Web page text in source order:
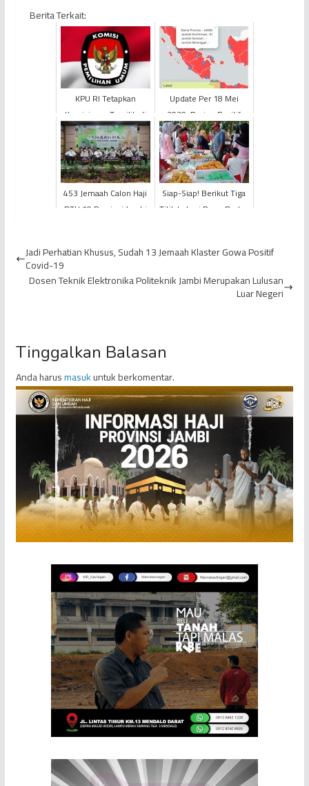
Berita Terkait:
KPU RI Tetapkan
Komisioner Terpilih di
Provinsi Jambi untuk
PEMILU 2023-2028
Update Per 18 Mei
2020: Pasien Positif
Jambi Bertambah 1,
Total Jadi 81 Orang
453 Jemaah Calon Haji
BTH 10 Provinsi Jambi
Siap-Siap! Berikut Tiga
Titik Lokasi Pasar Bedug
Jadi Perhatian Khusus, Sudah 13 Jemaah Klaster Gowa Positif
Covid-19
Dosen Teknik Elektronika Politeknik Jambi Merupakan Lulusan
Luar Negeri
Tinggalkan Balasan
Anda harusmasukuntuk berkomentar.